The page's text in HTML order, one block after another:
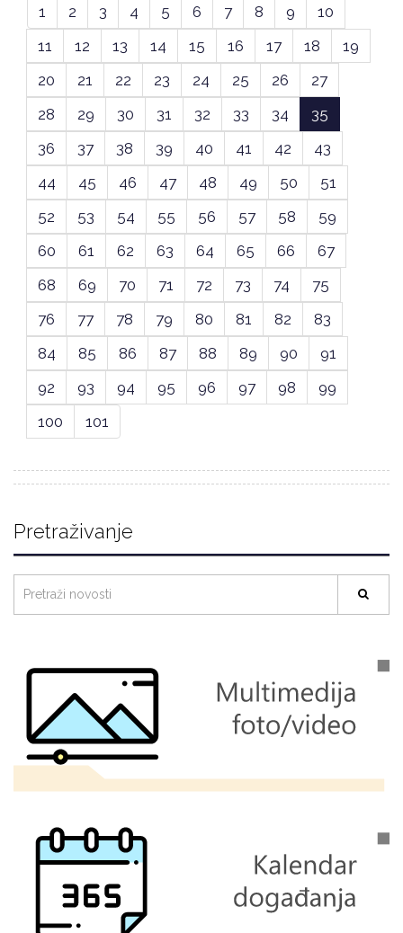
1 2 3 4 5 6 7 8 9
10
11
12 13 14 15 16 17 18
19
20
21 22 23 24 25 26
27
28
29 30 31 32 33 34
35
36
37 38 39 40 41 42
43
44
45 46 47 48 49 50
51
52
53 54 55 56 57 58
59
60
61 62 63 64 65 66
67
68
69 70 71 72 73 74
75
76
77 78 79 80 81 82
83
84
85 86 87 88 89 90
91
92
93 94 95 96 97 98
99
100
101
Pretraživanje